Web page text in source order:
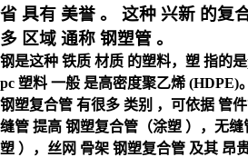
省 具有 美誉 。 这种 兴新 的复
多 区域 通称 钢塑管 。
钢是这种 铁质 材质 的塑料，塑 指的是
pc 塑料 一般 是高密度聚乙烯 (HDPE)。
钢塑复合管 有很多 类别 ，可依据 管
缝管 提高 钢塑复合管 （涂塑 ），无缝
塑 ），丝网 骨架 钢塑复合管 及其 昂